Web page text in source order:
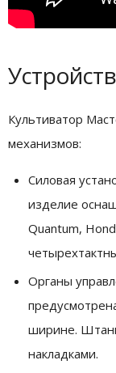
Культиватор
механизмов:
Силовая
изделие
Quantum,
Органы
ширине.
накладками.